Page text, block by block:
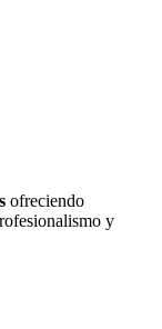
ofreciendo
y